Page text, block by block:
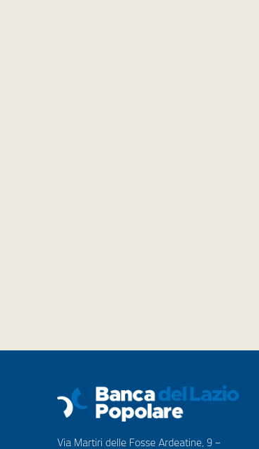
Via Martiri delle Fosse Ardeatine, 9 –